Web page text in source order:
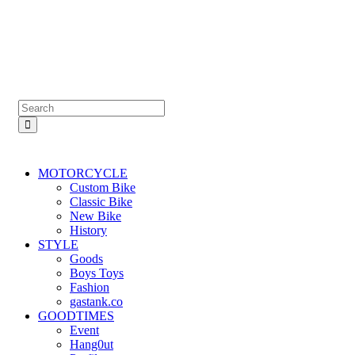
MOTORCYCLE
Custom Bike
Classic Bike
New Bike
History
STYLE
Goods
Boys Toys
Fashion
gastank.co
GOODTIMES
Event
Hang0ut